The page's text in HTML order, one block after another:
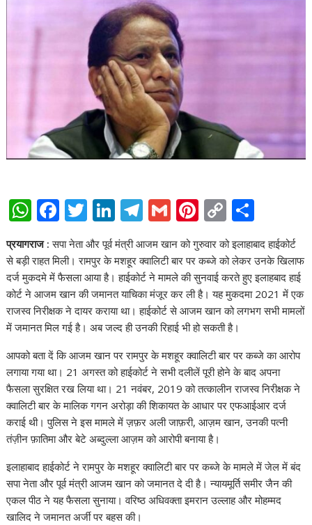
W
at
s
A
p
F
ac
e
b
o
o
k
T
w
itt
er
Li
n
k
e
dI
n
T
e
gr
a
m
G
m
ai
l
Pi
er
e
st
C
o
p
y
Li
n
ar
e
प्रयागराज : सपा नेता और पूर्व मंत्री आजम खान को गुरुवार को इलाहाबाद हाईकोर्ट
से बड़ी राहत मिली। रामपुर के मशहूर क्वालिटी बार पर कब्जे को लेकर उनके खिलाफ
दर्ज मुकदमे में फैसला आया है। हाईकोर्ट ने मामले की सुनवाई करते हुए इलाहबाद हाई
कोर्ट ने आजम खान की जमानत याचिका मंजूर कर ली है। यह मुकदमा 2021 में एक
राजस्व निरीक्षक ने दायर कराया था। हाईकोर्ट से आजम खान को लगभग सभी मामलों
में जमानत मिल गई है। अब जल्द ही उनकी रिहाई भी हो सकती है।
आपको बता दें कि आजम खान पर रामपुर के मशहूर क्वालिटी बार पर कब्जे का आरोप
लगाया गया था। 21 अगस्त को हाईकोर्ट ने सभी दलीलें पूरी होने के बाद अपना
फैसला सुरक्षित रख लिया था। 21 नवंबर, 2019 को तत्कालीन राजस्व निरीक्षक ने
क्वालिटी बार के मालिक गगन अरोड़ा की शिकायत के आधार पर एफआईआर दर्ज
कराई थी। पुलिस ने इस मामले में ज़फ़र अली जाफ़री, आज़म खान, उनकी पत्नी
तंज़ीन फ़ातिमा और बेटे अब्दुल्ला आज़म को आरोपी बनाया है।
इलाहाबाद हाईकोर्ट ने रामपुर के मशहूर क्वालिटी बार पर कब्जे के मामले में जेल में बंद
सपा नेता और पूर्व मंत्री आजम खान को जमानत दे दी है। न्यायमूर्ति समीर जैन की
एकल पीठ ने यह फैसला सुनाया। वरिष्ठ अधिवक्ता इमरान उल्लाह और मोहम्मद
खालिद ने जमानत अर्जी पर बहस की।